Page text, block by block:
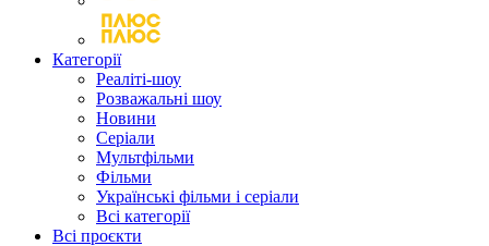
Категорії
Реаліті-шоу
Розважальні шоу
Новини
Серіали
Мультфільми
Фільми
Українські фільми і серіали
Всі категорії
Всі проєкти